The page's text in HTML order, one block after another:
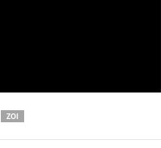
ZOI